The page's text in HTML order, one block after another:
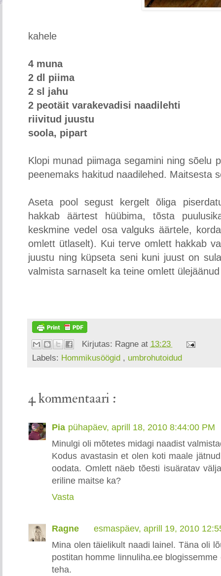
kahele
4 muna
2 dl piima
2 sl jahu
2 peotäit varakevadisi naadilehti
riivitud juustu
soola, pipart
Klopi munad piimaga segamini ning sõelu
peenemaks hakitud naadilehed. Maitsesta
Aseta pool segust kergelt õliga
hakkab äärtest hüübima, tõsta
keskmine vedel osa valguks äärtele,
omlett ütlaselt). Kui terve omlett hakkab
juustu ning küpseta seni kuni juust on
valmista sarnaselt ka teine omlett
Kirjutas: Ragne at 13:23
Labels: Hommikusöögid , umbrohutoidud
4 kommentaari :
Pia pühapäev, aprill 18, 2010 8:44:00 PM
Minulgi oli mõtetes midagi naadist
Kodus avastasin et olen koti maale
oodata. Omlett näeb tõesti isuäratav
eriline maitse ka?
Vasta
Ragne
esmaspäev, aprill 19, 2010
Mina olen täielikult naadi lainel. Täna oli
postitan homme linnuliha.ee
teha.